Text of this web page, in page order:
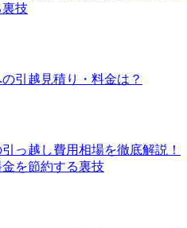
技
引越見積り・料金は？
っ越し費用相場を徹底解説！
を節約する裏技